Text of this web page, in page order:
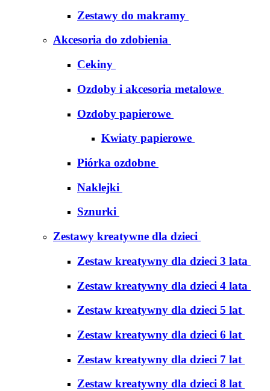
Zestawy do makramy
Akcesoria do zdobienia
Cekiny
Ozdoby i akcesoria metalowe
Ozdoby papierowe
Kwiaty papierowe
Piórka ozdobne
Naklejki
Sznurki
Zestawy kreatywne dla dzieci
Zestaw kreatywny dla dzieci 3 lata
Zestaw kreatywny dla dzieci 4 lata
Zestaw kreatywny dla dzieci 5 lat
Zestaw kreatywny dla dzieci 6 lat
Zestaw kreatywny dla dzieci 7 lat
Zestaw kreatywny dla dzieci 8 lat